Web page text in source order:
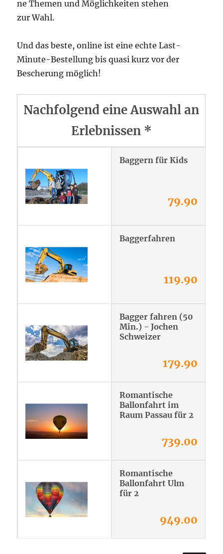
ne The­men und Mög­lich­kei­ten ste­hen
zur Wahl.
Und das bes­te, online ist eine ech­te Last-
Minu­te-Bestel­lung bis qua­si kurz vor der
Besche­rung möglich!
Nachfolgend eine Auswahl an
Erlebnissen *
Baggern für Kids
79.90
Baggerfahren
119.90
Bagger fahren (50
Min.) - Jochen
Schweizer
179.90
Romantische
Ballonfahrt im
Raum Passau für 2
739.00
Romantische
Ballonfahrt Ulm
für 2
949.00